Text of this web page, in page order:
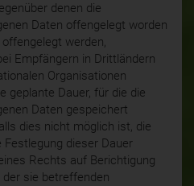
denen die
Daten offengelegt worden
werden,
Empfängern in Drittländern
Organisationen
geplante Dauer, für die die
Daten gespeichert
dies nicht möglich ist, die
Festlegung dieser Dauer
Rechts auf Berichtigung
sie betreffenden